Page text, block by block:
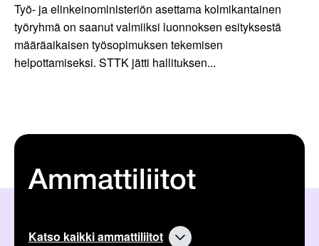
Työ- ja elinkeinoministeriön asettama kolmikantainen
työryhmä on saanut valmiiksi luonnoksen esityksestä
määräaikaisen työsopimuksen tekemisen
helpottamiseksi. STTK jätti hallituksen...
Ammattiliitot
Katso kaikki ammattiliitot